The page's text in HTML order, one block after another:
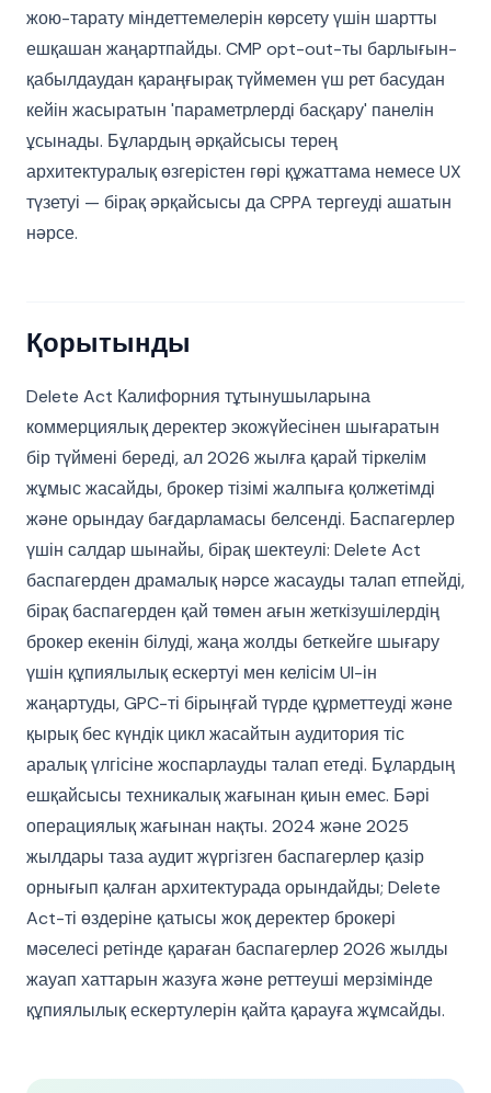
жою-тарату міндеттемелерін көрсету үшін шартты
ешқашан жаңартпайды. CMP opt-out-ты барлығын-
қабылдаудан қараңғырақ түймемен үш рет басудан
кейін жасыратын 'параметрлерді басқару' панелін
ұсынады. Бұлардың әрқайсысы терең
архитектуралық өзгерістен гөрі құжаттама немесе UX
түзетуі — бірақ әрқайсысы да CPPA тергеуді ашатын
нәрсе.
Қорытынды
Delete Act Калифорния тұтынушыларына
коммерциялық деректер экожүйесінен шығаратын
бір түймені береді, ал 2026 жылға қарай тіркелім
жұмыс жасайды, брокер тізімі жалпыға қолжетімді
және орындау бағдарламасы белсенді. Баспагерлер
үшін салдар шынайы, бірақ шектеулі: Delete Act
баспагерден драмалық нәрсе жасауды талап етпейді,
бірақ баспагерден қай төмен ағын жеткізушілердің
брокер екенін білуді, жаңа жолды беткейге шығару
үшін құпиялылық ескертуі мен келісім UI-ін
жаңартуды, GPC-ті бірыңғай түрде құрметтеуді және
қырық бес күндік цикл жасайтын аудитория тіс
аралық үлгісіне жоспарлауды талап етеді. Бұлардың
ешқайсысы техникалық жағынан қиын емес. Бәрі
операциялық жағынан нақты. 2024 және 2025
жылдары таза аудит жүргізген баспагерлер қазір
орнығып қалған архитектурада орындайды; Delete
Act-ті өздеріне қатысы жоқ деректер брокері
мәселесі ретінде қараған баспагерлер 2026 жылды
жауап хаттарын жазуға және реттеуші мерзімінде
құпиялылық ескертулерін қайта қарауға жұмсайды.